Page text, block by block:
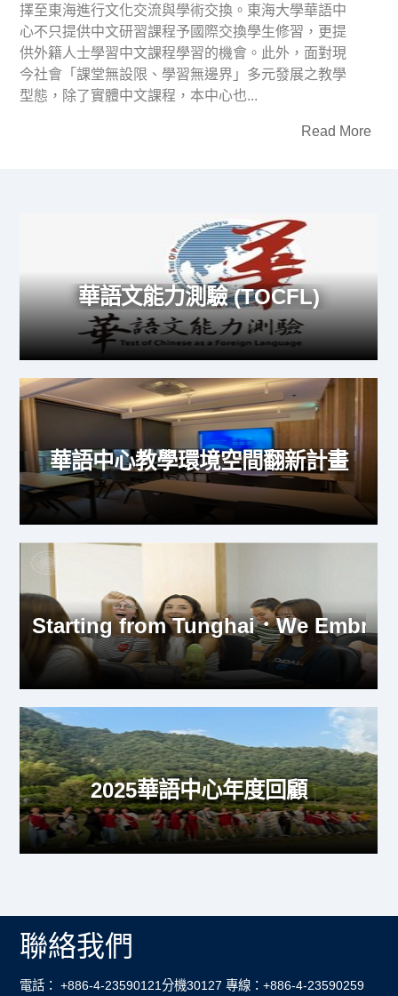
擇至東海進行文化交流與學術交換。東海大學華語中
心不只提供中文研習課程予國際交換學生修習，更提
供外籍人士學習中文課程學習的機會。此外，面對現
今社會「課堂無設限、學習無邊界」多元發展之教學
型態，除了實體中文課程，本中心也...
Read More
華語文能力測驗 (TOCFL)
華語中心教學環境空間翻新計畫
Starting from Tunghai．We
2025華語中心年度回顧
聯絡我們
電話： +886-4-23590121分機30127 專線：+886-4-23590259